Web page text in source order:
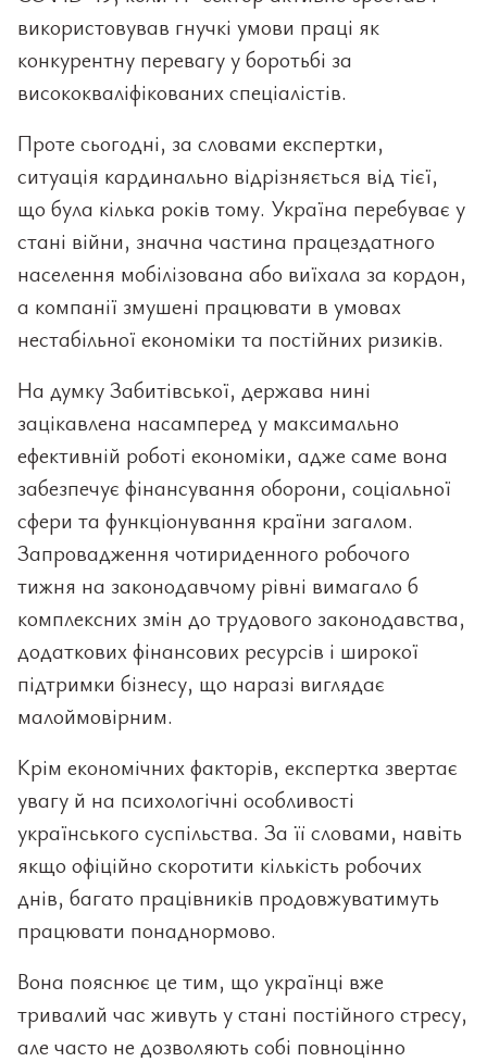
використовував гнучкі умови праці як
конкурентну перевагу у боротьбі за
висококваліфікованих спеціалістів.
Проте сьогодні, за словами експертки,
ситуація кардинально відрізняється від тієї,
що була кілька років тому. Україна перебуває у
стані війни, значна частина працездатного
населення мобілізована або виїхала за кордон,
а компанії змушені працювати в умовах
нестабільної економіки та постійних ризиків.
На думку Забитівської, держава нині
зацікавлена насамперед у максимально
ефективній роботі економіки, адже саме вона
забезпечує фінансування оборони, соціальної
сфери та функціонування країни загалом.
Запровадження чотириденного робочого
тижня на законодавчому рівні вимагало б
комплексних змін до трудового законодавства,
додаткових фінансових ресурсів і широкої
підтримки бізнесу, що наразі виглядає
малоймовірним.
Крім економічних факторів, експертка звертає
увагу й на психологічні особливості
українського суспільства. За її словами, навіть
якщо офіційно скоротити кількість робочих
днів, багато працівників продовжуватимуть
працювати понаднормово.
Вона пояснює це тим, що українці вже
тривалий час живуть у стані постійного стресу,
але часто не дозволяють собі повноцінно